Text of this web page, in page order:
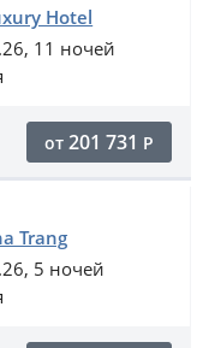
Hotel
11 ночей
от 201 731 Р
Trang
5 ночей